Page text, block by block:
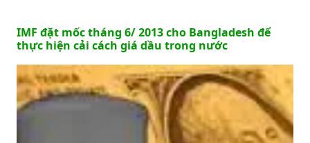
IMF đặt mốc tháng 6/ 2013 cho Bangladesh để
thực hiện cải cách giá dầu trong nước